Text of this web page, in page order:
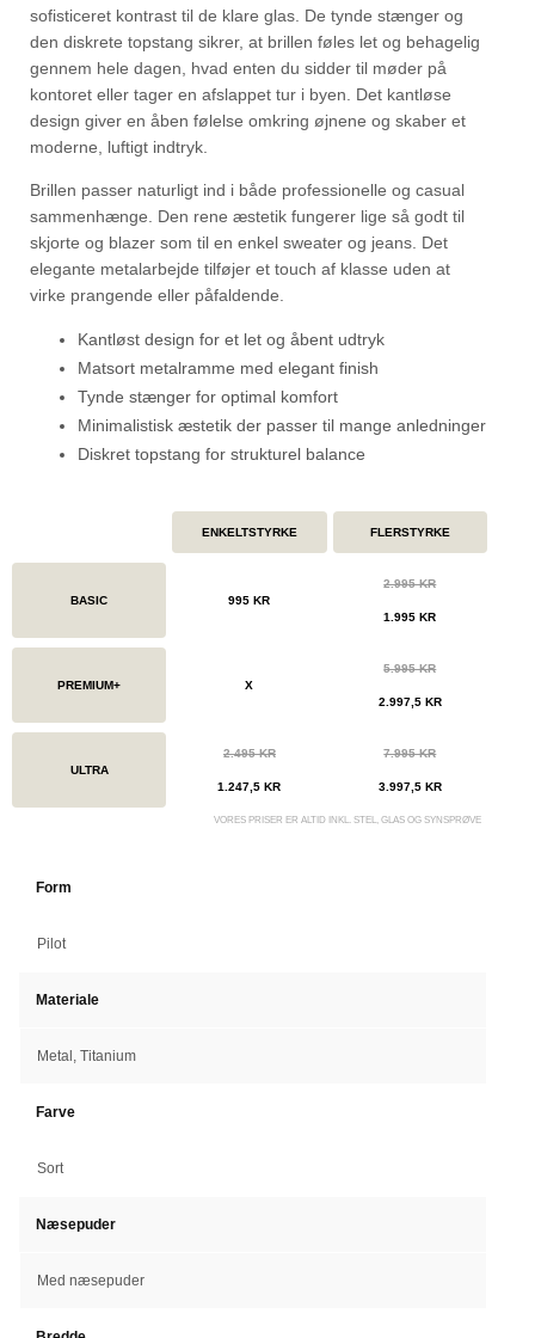
sofisticeret kontrast til de klare glas. De tynde stænger og
den diskrete topstang sikrer, at brillen føles let og behagelig
gennem hele dagen, hvad enten du sidder til møder på
kontoret eller tager en afslappet tur i byen. Det kantløse
design giver en åben følelse omkring øjnene og skaber et
moderne, luftigt indtryk.
Brillen passer naturligt ind i både professionelle og casual
sammenhænge. Den rene æstetik fungerer lige så godt til
skjorte og blazer som til en enkel sweater og jeans. Det
elegante metalarbejde tilføjer et touch af klasse uden at
virke prangende eller påfaldende.
Kantløst design for et let og åbent udtryk
Matsort metalramme med elegant finish
Tynde stænger for optimal komfort
Minimalistisk æstetik der passer til mange anledninger
Diskret topstang for strukturel balance
ENKELTSTYRKE FLERSTYRKE
BASIC 995 KR
2.995 KR
1.995 KR
PREMIUM+ X
5.995 KR
2.997,5 KR
ULTRA
2.495 KR
1.247,5 KR
7.995 KR
3.997,5 KR
VORES PRISER ER ALTID INKL. STEL, GLAS OG SYNSPRØVE
Form
Pilot
Materiale
Metal, Titanium
Farve
Sort
Næsepuder
Med næsepuder